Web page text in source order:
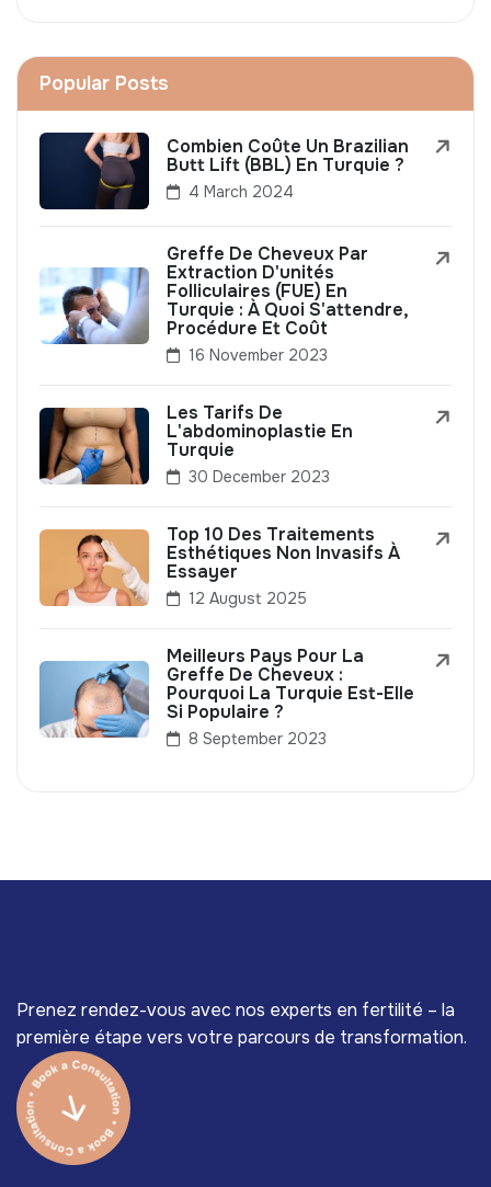
Popular Posts
Combien Coûte Un Brazilian
Butt Lift (BBL) En Turquie ?
4 March 2024
Greffe De Cheveux Par
Extraction D'unités
Folliculaires (FUE) En
Turquie : À Quoi S'attendre,
Procédure Et Coût
16 November 2023
Les Tarifs De
L'abdominoplastie En
Turquie
30 December 2023
Top 10 Des Traitements
Esthétiques Non Invasifs À
Essayer
12 August 2025
Meilleurs Pays Pour La
Greffe De Cheveux :
Pourquoi La Turquie Est-Elle
Si Populaire ?
8 September 2023
Prenez rendez-vous avec nos experts en fertilité – la
première étape vers votre parcours de transformation.